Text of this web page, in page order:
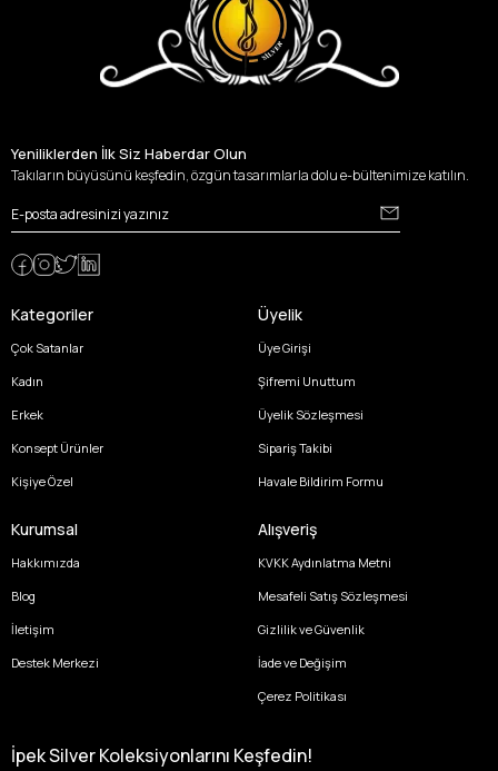
Yeniliklerden İlk Siz Haberdar Olun
Takıların büyüsünü keşfedin, özgün tasarımlarla dolu e-bültenimize katılın.
Kategoriler
Çok Satanlar
Kadın
Erkek
Konsept Ürünler
Kişiye Özel
Üyelik
Üye Girişi
Şifremi Unuttum
Üyelik Sözleşmesi
Sipariş Takibi
Havale Bildirim Formu
Kurumsal
Hakkımızda
Blog
İletişim
Destek Merkezi
Alışveriş
KVKK Aydınlatma Metni
Mesafeli Satış Sözleşmesi
Gizlilik ve Güvenlik
İade ve Değişim
Çerez Politikası
İpek Silver Koleksiyonlarını Keşfedin!